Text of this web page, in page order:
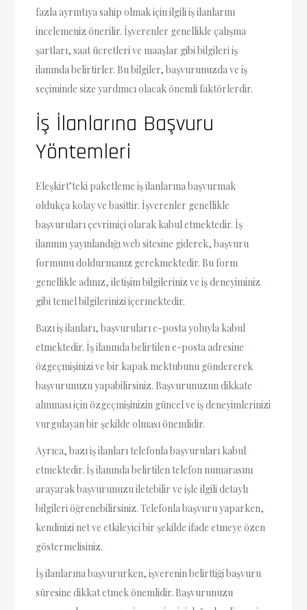
fazla ayrıntıya sahip olmak için ilgili iş ilanlarını
incelemeniz önerilir. İşverenler genellikle çalışma
şartları, saat ücretleri ve maaşlar gibi bilgileri iş
ilanında belirtirler. Bu bilgiler, başvurunuzda ve iş
seçiminde size yardımcı olacak önemli faktörlerdir.
İş İlanlarına Başvuru
Yöntemleri
Eleşkirt’teki paketleme iş ilanlarına başvurmak
oldukça kolay ve basittir. İşverenler genellikle
başvuruları çevrimiçi olarak kabul etmektedir. İş
ilanının yayınlandığı web sitesine giderek, başvuru
formunu doldurmanız gerekmektedir. Bu form
genellikle adınız, iletişim bilgileriniz ve iş deneyiminiz
gibi temel bilgilerinizi içermektedir.
Bazı iş ilanları, başvuruları e-posta yoluyla kabul
etmektedir. İş ilanında belirtilen e-posta adresine
özgeçmişinizi ve bir kapak mektubunu göndererek
başvurunuzu yapabilirsiniz. Başvurunuzun dikkate
alınması için özgeçmişinizin güncel ve iş deneyimlerinizi
vurgulayan bir şekilde olması önemlidir.
Ayrıca, bazı iş ilanları telefonla başvuruları kabul
etmektedir. İş ilanında belirtilen telefon numarasını
arayarak başvurunuzu iletebilir ve işle ilgili detaylı
bilgileri öğrenebilirsiniz. Telefonla başvuru yaparken,
kendinizi net ve etkileyici bir şekilde ifade etmeye özen
göstermelisiniz.
İş ilanlarına başvururken, işverenin belirttiği başvuru
süresine dikkat etmek önemlidir. Başvurunuzu